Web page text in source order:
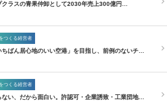
クラスの青果仲卸として2030年売上300億円…
つくる経営者
ちばん居心地のいい空港」を目指し、前例のないチ…
つくる経営者
ない、だから面白い。許認可・企業誘致・工業団地…